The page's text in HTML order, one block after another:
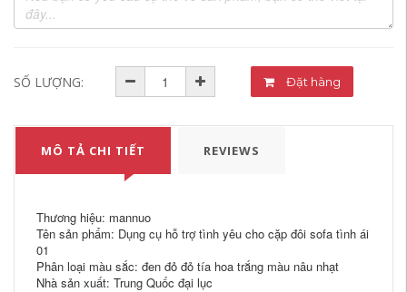
SỐ LƯỢNG: Đặt hàng
MÔ TẢ CHI TIẾT REVIEWS
Thương hiệu: mannuo
Tên sản phẩm: Dụng cụ hỗ trợ tình yêu cho cặp đôi sofa tình ái
01
Phân loại màu sắc: đen đỏ đỏ tía hoa trắng màu nâu nhạt
Nhà sản xuất: Trung Quốc đại lục